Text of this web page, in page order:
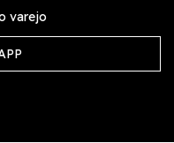
varejo